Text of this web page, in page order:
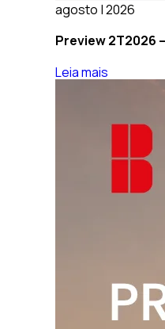
agosto | 2026
Preview 2T2026
Leia mais